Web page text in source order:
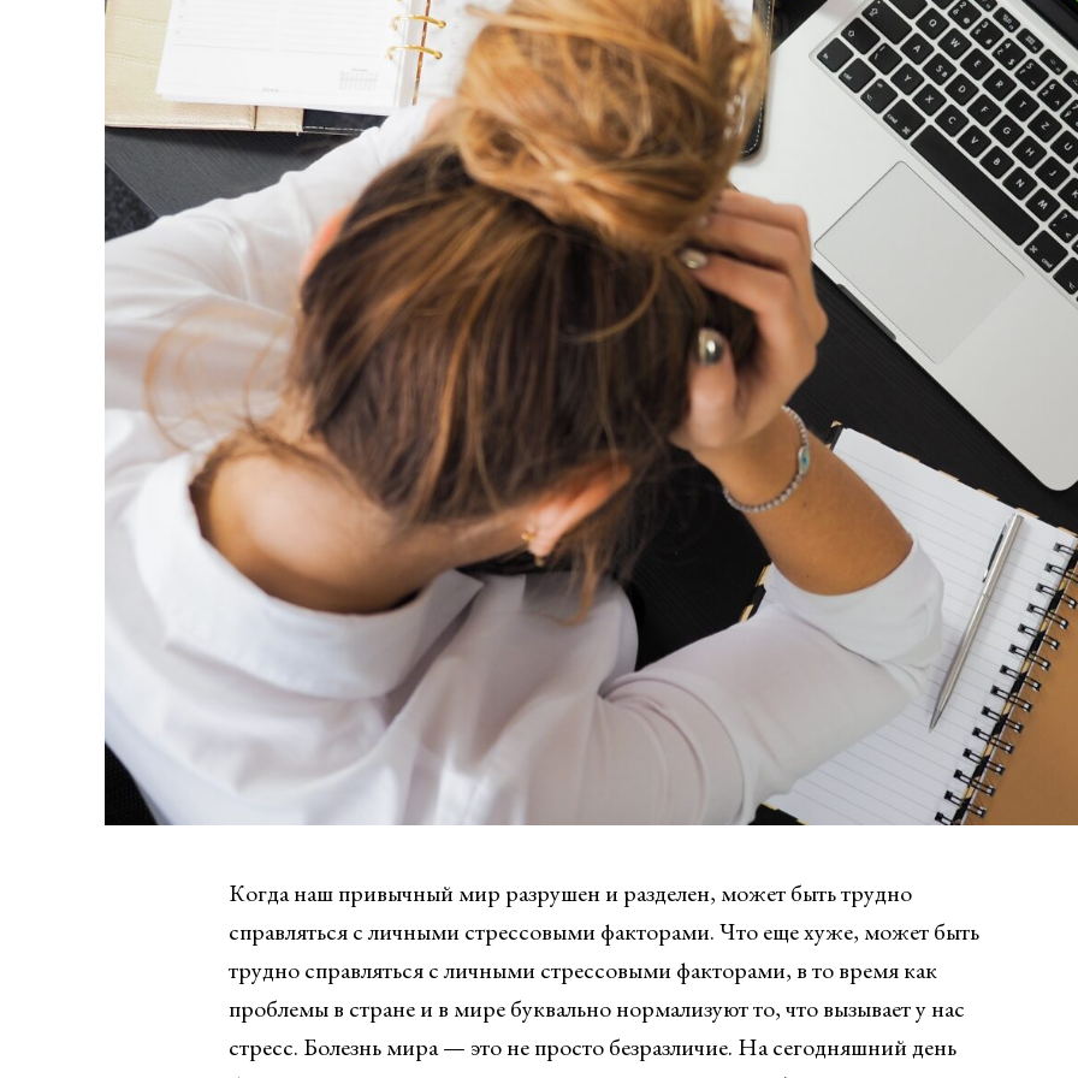
Когда наш привычный мир разрушен и разделен, может быть трудно
справляться с личными стрессовыми факторами. Что еще хуже, может быть
трудно справляться с личными стрессовыми факторами, в то время как
проблемы в стране и в мире буквально нормализуют то, что вызывает у нас
стресс. Болезнь мира — это не просто безразличие. На сегодняшний день